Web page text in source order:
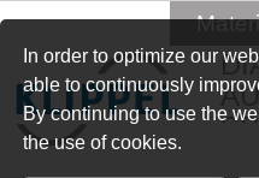
In order to optimize our
able to continuously
By continuing to use the
the use of cookies.